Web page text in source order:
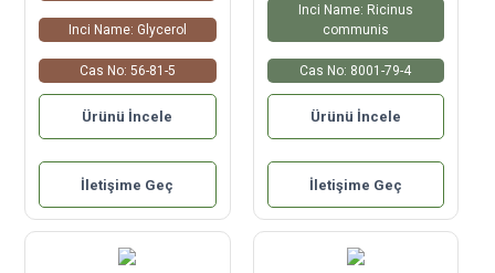
Inci Name: Glycerol
Cas No: 56-81-5
Ürünü İncele
İletişime Geç
Inci Name: Ricinus
communis
Cas No: 8001-79-4
Ürünü İncele
İletişime Geç